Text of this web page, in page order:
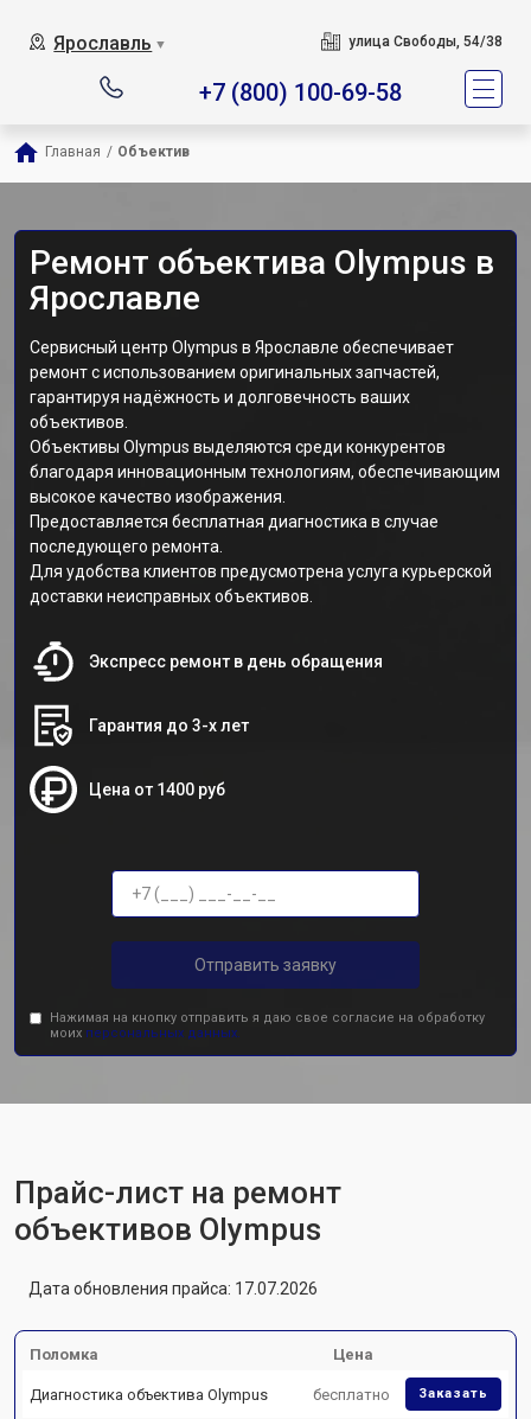
Ярославль ▼ улица Свободы, 54/38
+7 (800) 100-69-58
Главная / Объектив
Ремонт объектива Olympus в
Ярославле
Сервисный центр Olympus в Ярославле обеспечивает
ремонт с использованием оригинальных запчастей,
гарантируя надёжность и долговечность ваших
объективов.
Объективы Olympus выделяются среди конкурентов
благодаря инновационным технологиям, обеспечивающим
высокое качество изображения.
Предоставляется бесплатная диагностика в случае
последующего ремонта.
Для удобства клиентов предусмотрена услуга курьерской
доставки неисправных объективов.
Экспресс ремонт в день обращения
Гарантия до 3-х лет
Цена от 1400 руб
Отправить заявку
Нажимая на кнопку отправить я даю свое согласие на обработку
моих персональных данных.
Прайс-лист на ремонт
объективов Olympus
Дата обновления прайса: 17.07.2026
Поломка Цена
Диагностика объектива Olympus бесплатно Заказать